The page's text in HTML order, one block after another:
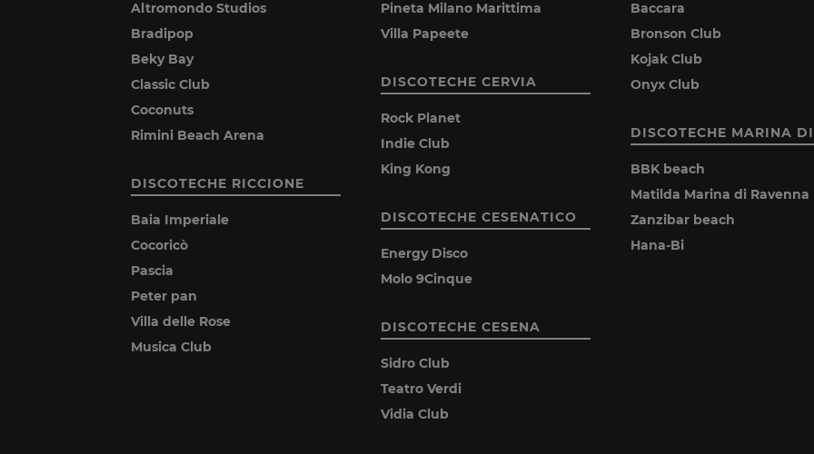
Altromondo Studios
Bradipop
Beky Bay
Classic Club
Coconuts
Rimini Beach Arena
DISCOTECHE RICCIONE
Baia Imperiale
Cocoricò
Pascia
Peter pan
Villa delle Rose
Musica Club
Pineta Milano Marittima
Villa Papeete
DISCOTECHE CERVIA
Rock Planet
Indie Club
King Kong
DISCOTECHE CESENATICO
Energy Disco
Molo 9Cinque
DISCOTECHE CESENA
Sidro Club
Teatro Verdi
Vidia Club
Baccara
Bronson Club
Kojak Club
Onyx Club
DISCOTECHE MARINA
BBK beach
Matilda Marina di Ravenna
Zanzibar beach
Hana-Bi